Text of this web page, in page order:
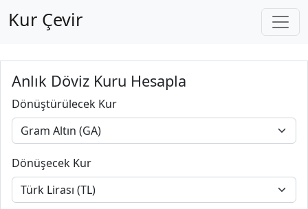
Kur Çevir
Anlık Döviz Kuru Hesapla
Dönüştürülecek Kur
Dönüşecek Kur